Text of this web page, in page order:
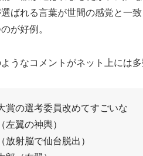
ばれる言葉が世間の感覚と一
が好例。
うなコメントがネット上には多
賞の選考委員改めてすごいな
左翼の神輿）
放射脳で仙台脱出）